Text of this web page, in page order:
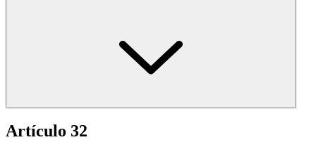
Artículo 32